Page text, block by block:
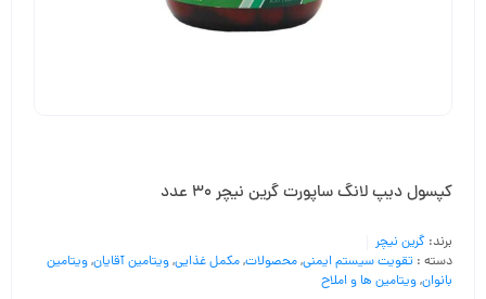
کپسول دیپ لانگ ساپورت گرین نیچر 30 عدد
برند: گرین نیچر
دسته : تقویت سیستم ایمنی,محصولات,مکمل غذایی,ویتامین آقایان,ویتامین
بانوان,ویتامین ها و املاح